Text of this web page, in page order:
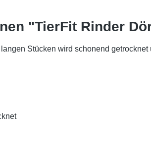
"TierFit Rinder
Stücken wird schonend